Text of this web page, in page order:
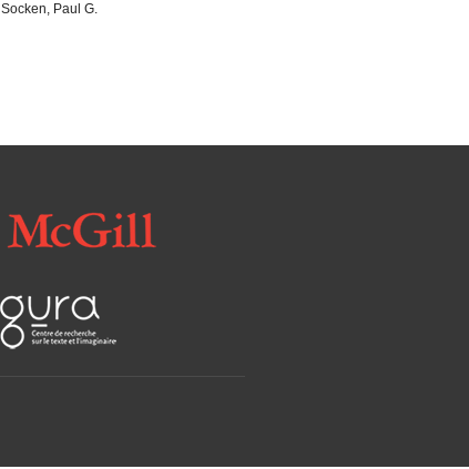
Socken, Paul G.